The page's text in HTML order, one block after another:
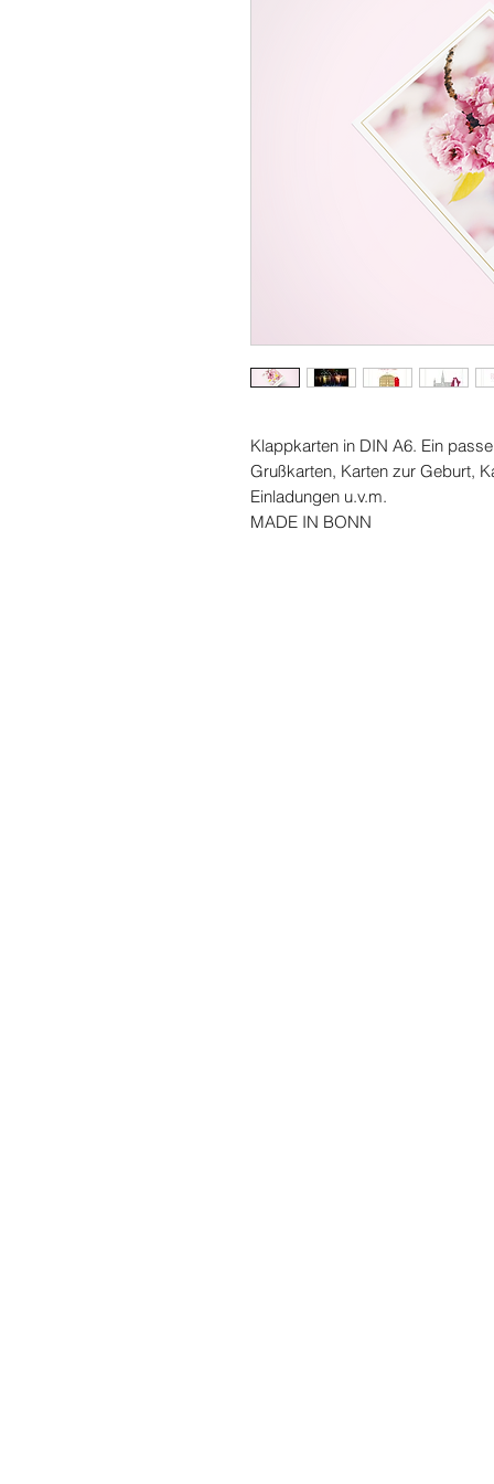
Klappkarten in DIN A6. Ein
Grußkarten, Karten zur Geburt,
Einladungen u.v.m.
MADE IN BONN